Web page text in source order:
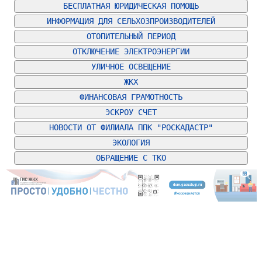
БЕСПЛАТНАЯ ЮРИДИЧЕСКАЯ ПОМОЩЬ
ИНФОРМАЦИЯ ДЛЯ СЕЛЬХОЗПРОИЗВОДИТЕЛЕЙ
ОТОПИТЕЛЬНЫЙ ПЕРИОД
ОТКЛЮЧЕНИЕ ЭЛЕКТРОЭНЕРГИИ
УЛИЧНОЕ ОСВЕЩЕНИЕ
ЖКХ
ФИНАНСОВАЯ ГРАМОТНОСТЬ
ЭСКРОУ СЧЕТ
НОВОСТИ ОТ ФИЛИАЛА ППК "РОСКАДАСТР"
ЭКОЛОГИЯ
ОБРАЩЕНИЕ С ТКО